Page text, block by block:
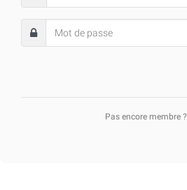
Pas encore membre ?